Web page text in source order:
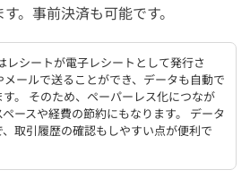
。事前決済も可能です。
レシートが電子レシートとして発行さ
メールで送ることができ、データも自動で
。 そのため、ペーパーレス化につなが
ースや経費の節約にもなります。 データ
取引履歴の確認もしやすい点が便利で